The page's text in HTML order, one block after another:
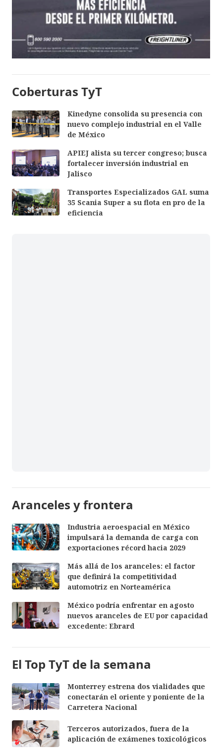
Coberturas TyT
Kinedyne consolida su presencia con
nuevo complejo industrial en el Valle
de México
APIEJ alista su tercer congreso; busca
fortalecer inversión industrial en
Jalisco
Transportes Especializados GAL suma
35 Scania Super a su flota en pro de la
eficiencia
Aranceles y frontera
Industria aeroespacial en México
impulsará la demanda de carga con
exportaciones récord hacia 2029
Más allá de los aranceles: el factor
que definirá la competitividad
automotriz en Norteamérica
México podría enfrentar en agosto
nuevos aranceles de EU por capacidad
excedente: Ebrard
El Top TyT de la semana
Monterrey estrena dos vialidades que
conectarán el oriente y poniente de la
Carretera Nacional
Terceros autorizados, fuera de la
aplicación de exámenes toxicológicos